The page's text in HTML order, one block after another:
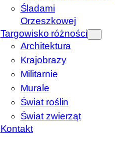
Śladami
Orzeszkowej
Targowisko różności
Architektura
Krajobrazy
Militarnie
Murale
Świat roślin
Świat zwierząt
Kontakt